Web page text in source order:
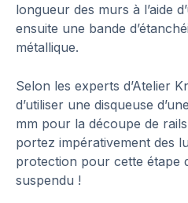
longueur des murs à l’aide
ensuite une bande
métallique.
Selon les experts d’Atelier
d’utiliser une disqueuse
mm pour la découpe de
portez impérativement des
protection pour cette étape
suspendu !